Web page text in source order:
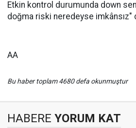
Etkin kontrol durumunda down
doğma riski neredeyse imkânsız"
AA
Bu haber toplam 4680 defa okunmuştur
HABERE YORUM KAT